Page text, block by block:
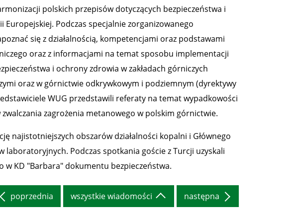
polskich przepisów dotyczących bezpieczeństwa i
Podczas specjalnie zorganizowanego
się z działalnością, kompetencjami oraz podstawami
oraz z informacjami na temat sposobu implementacji
i ochrony zdrowia w zakładach górniczych
oraz w górnictwie odkrywkowym i podziemnym (dyrektywy
WUG przedstawili referaty na temat wypadkowości
zagrożenia metanowego w polskim górnictwie.
najistotniejszych obszarów działalności kopalni i Głównego
Podczas spotkania goście z Turcji uzyskali
KD "Barbara" dokumentu bezpieczeństwa.
poprzednia wszystkie wiadomości następna